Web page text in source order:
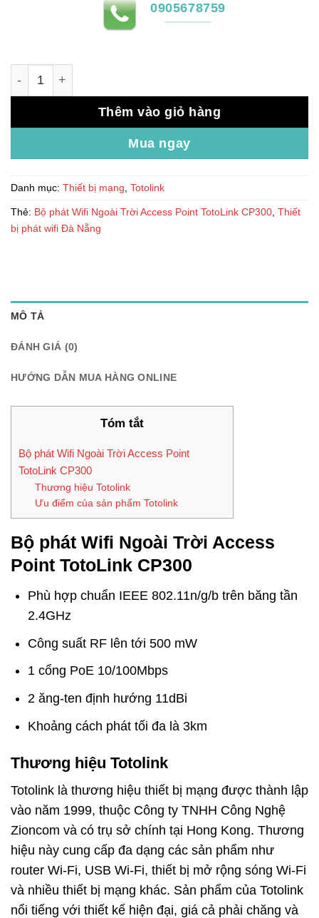
0905678759
Thêm vào giỏ hàng
Mua ngay
Danh mục: Thiết bị mạng, Totolink
Thẻ: Bộ phát Wifi Ngoài Trời Access Point TotoLink CP300, Thiết
bị phát wifi Đà Nẵng
MÔ TẢ
ĐÁNH GIÁ (0)
HƯỚNG DẪN MUA HÀNG ONLINE
Tóm tắt
Bộ phát Wifi Ngoài Trời Access Point
TotoLink CP300
Thương hiệu Totolink
Ưu điểm của sản phẩm Totolink
Bộ phát Wifi Ngoài Trời Access
Point TotoLink CP300
Phù hợp chuẩn IEEE 802.11n/g/b trên băng tần
2.4GHz
Công suất RF lên tới 500 mW
1 cổng PoE 10/100Mbps
2 ăng-ten định hướng 11dBi
Khoảng cách phát tối đa là 3km
Thương hiệu Totolink
Totolink là thương hiệu thiết bị mạng được thành lập
vào năm 1999, thuộc Công ty TNHH Công Nghệ
Zioncom và có trụ sở chính tại Hong Kong. Thương
hiệu này cung cấp đa dạng các sản phẩm như
router Wi-Fi, USB Wi-Fi, thiết bị mở rộng sóng Wi-Fi
và nhiều thiết bị mạng khác. Sản phẩm của Totolink
nổi tiếng với thiết kế hiện đại, giá cả phải chăng và